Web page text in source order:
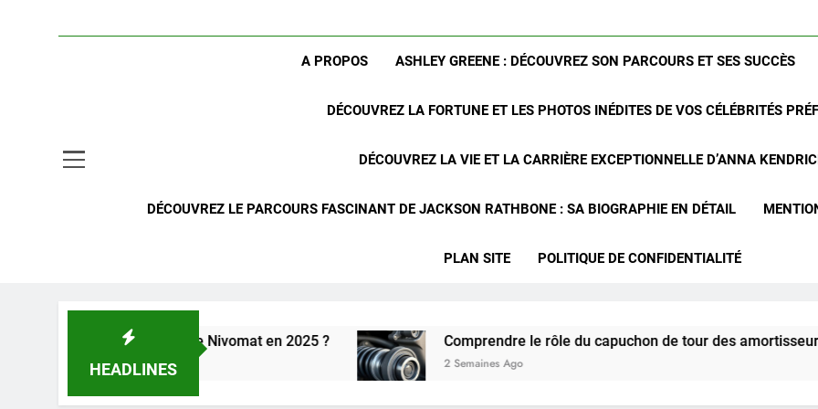
A PROPOS ASHLEY GREENE : DÉCOUVREZ SON PARCOURS ET SES SUCCÈS
DÉCOUVREZ LA FORTUNE ET LES PHOTOS INÉDITES DE VOS CÉLÉBRITÉS
DÉCOUVREZ LA VIE ET LA CARRIÈRE EXCEPTIONNELLE D’ANNA
DÉCOUVREZ LE PARCOURS FASCINANT DE JACKSON RATHBONE : SA BIOGRAPHIE EN DÉTAIL
PLAN SITE POLITIQUE DE CONFIDENTIALITÉ
HEADLINES
arrière Nivomat en 2025 ? Comprendre le rôle du capuchon de tour des amortisseurs avant du
2 Semaines Ago